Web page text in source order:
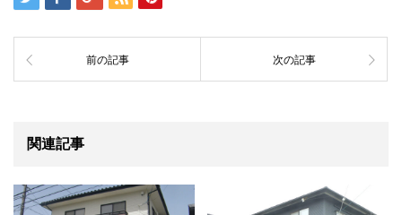
前の記事 次の記事
関連記事